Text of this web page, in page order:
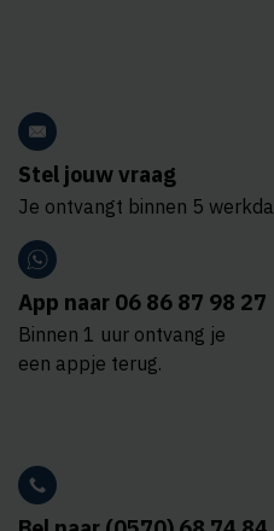
Stel jouw vraag
Je ontvangt binnen 5
App naar 06 86 87 98 27
Binnen 1 uur ontvang je
een appje terug.